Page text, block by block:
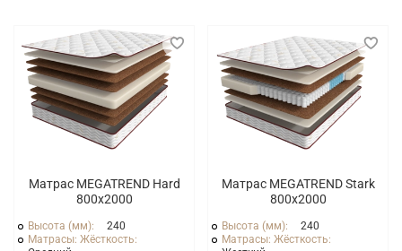
Матрас MEGATREND Hard
800x2000
Высота (мм):
240
Матрасы: Жёсткость:
Матрас MEGATREND Stark
800x2000
Высота (мм):
240
Матрасы: Жёсткость: